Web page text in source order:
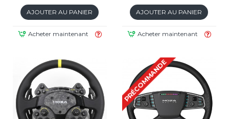
AJOUTER AU PANIER
Acheter maintenant
AJOUTER AU PANIER
Acheter maintenant
PRÉCOMMANDE